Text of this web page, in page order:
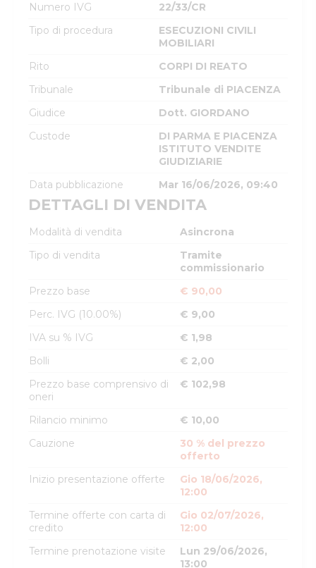
Numero IVG
22/33/CR
Tipo di procedura
ESECUZIONI CIVILI
MOBILIARI
Rito
CORPI DI REATO
Tribunale
Tribunale di PIACENZA
Giudice
Dott. GIORDANO
Custode
DI PARMA E PIACENZA
ISTITUTO VENDITE
GIUDIZIARIE
Data pubblicazione
Mar 16/06/2026, 09:40
DETTAGLI DI VENDITA
Modalità di vendita
Asincrona
Tipo di vendita
Tramite
commissionario
Prezzo base
€ 90,00
Perc. IVG (10.00%)
€ 9,00
IVA su % IVG
€ 1,98
Bolli
€ 2,00
Prezzo base comprensivo di
oneri
€ 102,98
Rilancio minimo
€ 10,00
Cauzione
30 % del prezzo
offerto
Inizio presentazione offerte
Gio 18/06/2026,
12:00
Termine offerte con carta di
credito
Gio 02/07/2026,
12:00
Termine prenotazione visite
Lun 29/06/2026,
13:00